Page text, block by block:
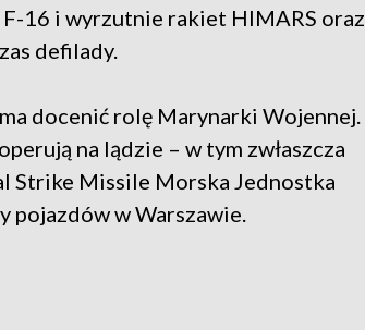
F-16 i wyrzutnie rakiet HIMARS oraz
defilady.
docenić rolę Marynarki Wojennej.
na lądzie – w tym zwłaszcza
Strike Missile Morska Jednostka
pojazdów w Warszawie.